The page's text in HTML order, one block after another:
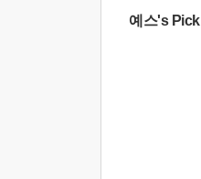
예스's Pick